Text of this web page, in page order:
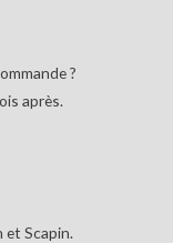
?
après.
et Scapin.